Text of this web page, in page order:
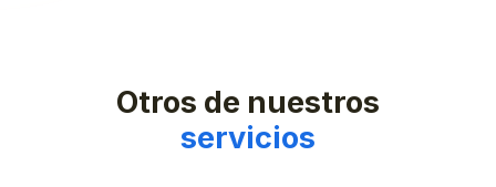
Otros de nuestros
servicios